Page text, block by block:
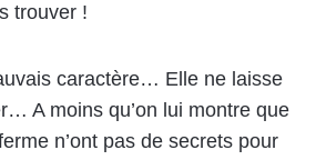
trouver !
caractère… Elle ne laisse
A moins qu’on lui montre que
n’ont pas de secrets pour